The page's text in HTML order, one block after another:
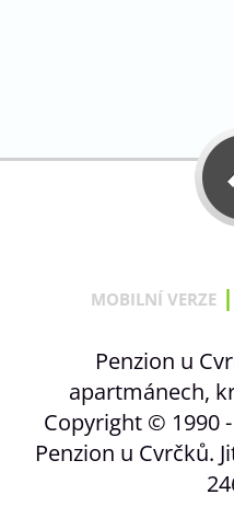
MOBILNÍ VERZE |
Penzion u
apartmánech,
Copyright © 1990
Penzion u Cvrčků.